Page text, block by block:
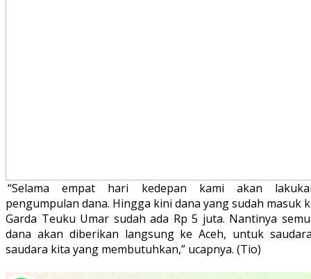
“Selama empat hari kedepan kami akan
pengumpulan dana. Hingga kini dana yang sudah masuk
Garda Teuku Umar sudah ada Rp 5 juta. Nantinya
dana akan diberikan langsung ke Aceh, untuk
saudara kita yang membutuhkan,” ucapnya. (Tio)